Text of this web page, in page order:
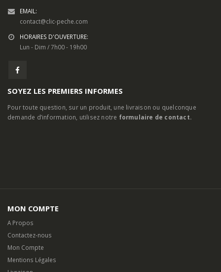
EMAIL:
contact@clic-peche.com
HORAIRES D'OUVERTURE:
Lun - Dim / 7h00 - 19h00
SOYEZ LES PREMIERS INFORMES
Pour toute question, sur un produit, une livraison ou quelconque
demande d’information, utilisez notre formulaire de contact.
MON COMPTE
A Propos
Contactez-nous
Mon Compte
Mentions Légales